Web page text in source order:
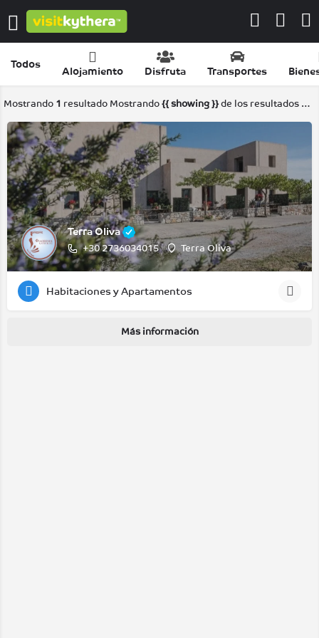
Todos
Alojamiento Disfruta Transportes
Mostrando 1 resultado Mostrando {{ showing }}de los resultados de
Terra Oliva
+30 2736034015 Terra Oliva
Habitaciones y Apartamentos
Más información